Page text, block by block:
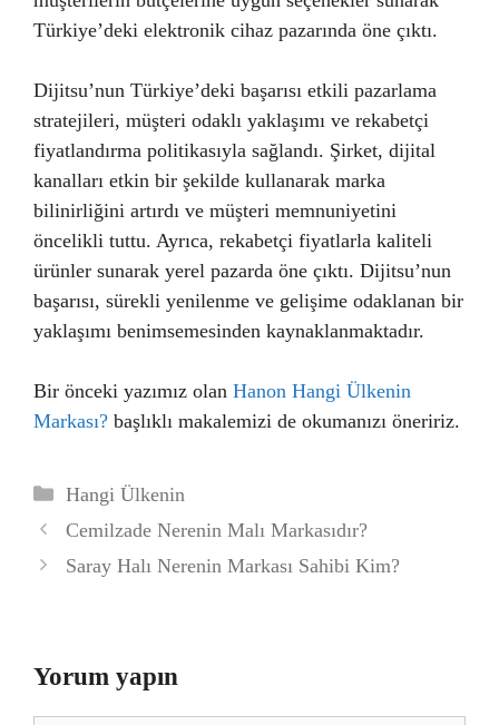
Türkiye’deki elektronik cihaz pazarında öne çıktı.
Dijitsu’nun Türkiye’deki başarısı etkili pazarlama
stratejileri, müşteri odaklı yaklaşımı ve rekabetçi
fiyatlandırma politikasıyla sağlandı. Şirket, dijital
kanalları etkin bir şekilde kullanarak marka
bilinirliğini artırdı ve müşteri memnuniyetini
öncelikli tuttu. Ayrıca, rekabetçi fiyatlarla kaliteli
ürünler sunarak yerel pazarda öne çıktı. Dijitsu’nun
başarısı, sürekli yenilenme ve gelişime odaklanan bir
yaklaşımı benimsemesinden kaynaklanmaktadır.
Bir önceki yazımız olan Hanon Hangi Ülkenin
Markası? başlıklı makalemizi de okumanızı öneririz.
Kategoriler
Hangi Ülkenin
Cemilzade Nerenin Malı Markasıdır?
Saray Halı Nerenin Markası Sahibi Kim?
Yorum yapın